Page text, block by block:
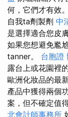
何，它們才有效。
自我ta劑製劑 中
是選擇適合您皮
如果您想避免尷
tanner。 台胞證
露台上或花園裡
歐洲化妝品的最
產品中獲得兩個
案，但不確定值
北會計師事務所